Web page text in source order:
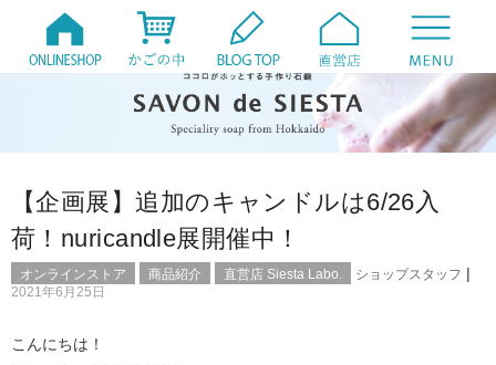
【企画展】追加のキャンドルは6/26入
荷！nuricandle展開催中！
オンラインストア 商品紹介 直営店 Siesta Labo. ショップスタッフ |
2021年6月25日
こんにちは！